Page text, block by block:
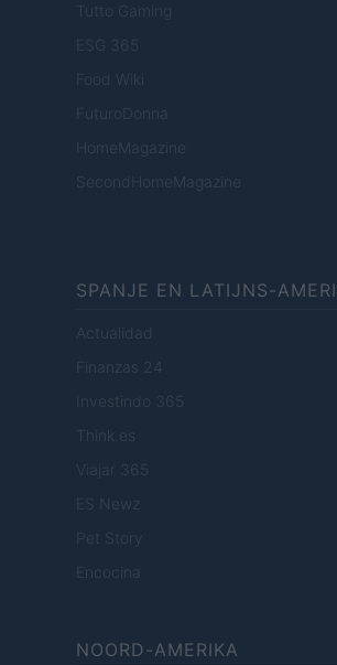
Tutto Gaming
ESG 365
Food Wiki
FuturoDonna
HomeMagazine
SecondHomeMagazine
SPANJE EN LATIJNS-
Actualidad
Finanzas 24
Investindo 365
Think.es
Viajar 365
ES Newz
Pet Story
Encocina
NOORD-AMERIKA